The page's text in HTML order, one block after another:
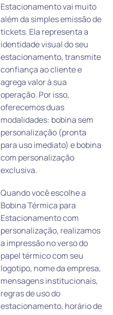
Estacionamento vai muito
além da simples emissão de
tickets. Ela representa a
identidade visual do seu
estacionamento, transmite
confiança ao cliente e
agrega valor à sua
operação. Por isso,
oferecemos duas
modalidades: bobina sem
personalização (pronta
para uso imediato) e bobina
com personalização
exclusiva.
Quando você escolhe a
Bobina Térmica para
Estacionamento com
personalização, realizamos
a impressão no verso do
papel térmico com seu
logotipo, nome da empresa,
mensagens institucionais,
regras de uso do
estacionamento, horário de